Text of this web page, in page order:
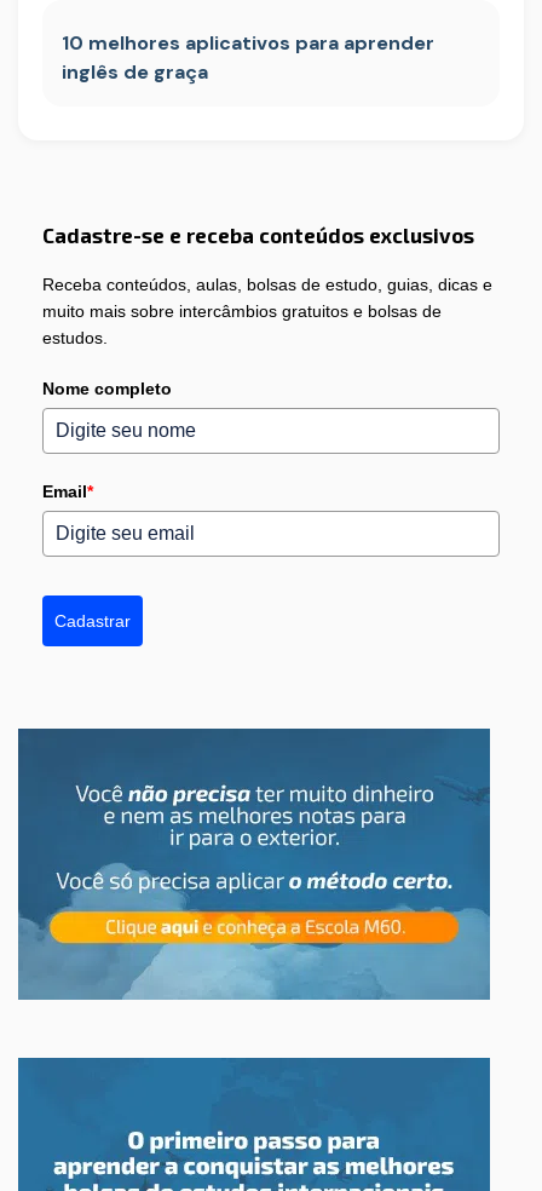
10 melhores aplicativos para aprender
inglês de graça
Cadastre-se e receba conteúdos exclusivos
Receba conteúdos, aulas, bolsas de estudo, guias, dicas e
muito mais sobre intercâmbios gratuitos e bolsas de
estudos.
Nome completo
Email*
Cadastrar